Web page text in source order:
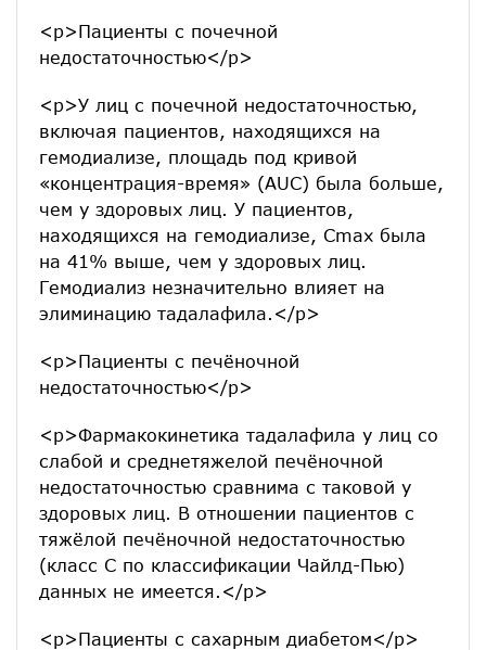
<p>Пациенты с почечной
недостаточностью</p>
<p>У лиц с почечной недостаточностью,
включая пациентов, находящихся на
гемодиализе, площадь под кривой
«концентрация-время» (AUC) была больше,
чем у здоровых лиц. У пациентов,
находящихся на гемодиализе, Cmax была
на 41% выше, чем у здоровых лиц.
Гемодиализ незначительно влияет на
элиминацию тадалафила.</p>
<p>Пациенты с печёночной
недостаточностью</p>
<p>Фармакокинетика тадалафила у лиц со
слабой и среднетяжелой печёночной
недостаточностью сравнима с таковой у
здоровых лиц. В отношении пациентов с
тяжёлой печёночной недостаточностью
(класс С по классификации Чайлд-Пью)
данных не имеется.</p>
<p>Пациенты с сахарным диабетом</p>